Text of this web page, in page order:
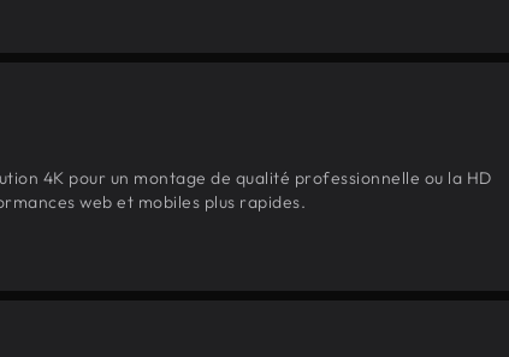
4K pour un montage de qualité professionnelle ou la HD
web et mobiles plus rapides.